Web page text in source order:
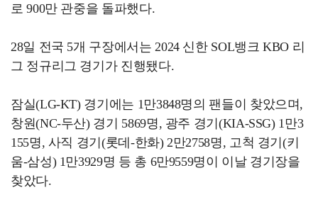
로 900만 관중을 돌파했다.
28일 전국 5개 구장에서는 2024 신한 SOL뱅크 KBO 리
그 정규리그 경기가 진행됐다.
잠실(LG-KT) 경기에는 1만3848명의 팬들이 찾았으며,
창원(NC-두산) 경기 5869명, 광주 경기(KIA-SSG) 1만3
155명, 사직 경기(롯데-한화) 2만2758명, 고척 경기(키
움-삼성) 1만3929명 등 총 6만9559명이 이날 경기장을
찾았다.